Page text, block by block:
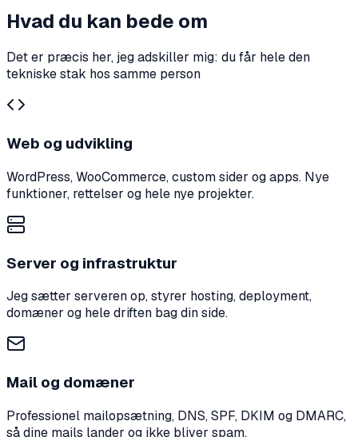
Hvad du kan bede om
Det er præcis her, jeg adskiller mig: du får hele den
tekniske stak hos samme person
Web og udvikling
WordPress, WooCommerce, custom sider og apps. Nye
funktioner, rettelser og hele nye projekter.
Server og infrastruktur
Jeg sætter serveren op, styrer hosting, deployment,
domæner og hele driften bag din side.
Mail og domæner
Professionel mailopsætning, DNS, SPF, DKIM og DMARC,
så dine mails lander og ikke bliver spam.